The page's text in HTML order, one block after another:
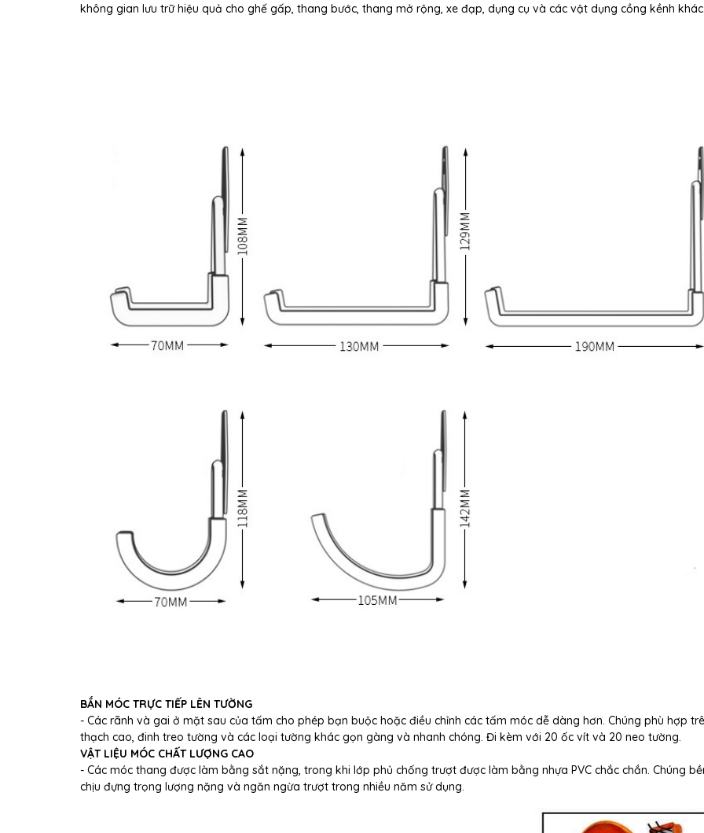
không gian lưu trữ hiệu quả cho ghế gấp, thang bước, thang mở rộng, xe đạp, dụng cụ và các vật dụng cồng kềnh khác.
BẮN MÓC TRỰC TIẾP LÊN TƯỜNG
- Các rãnh và gai ở mặt sau của tấm cho phép bạn buộc hoặc điều chỉnh các tấm móc dễ dàng hơn. Chúng phù hợp
thạch cao, đinh treo tường và các loại tường khác gọn gàng và nhanh chóng. Đi kèm với 20 ốc vít và 20 neo tường.
VẬT LIỆU MÓC CHẤT LƯỢNG CAO
- Các móc thang được làm bằng sắt nặng, trong khi lớp phủ chống trượt được làm bằng nhựa PVC chắc chắn. Chúng
chịu đựng trọng lượng nặng và ngăn ngừa trượt trong nhiều năm sử dụng.